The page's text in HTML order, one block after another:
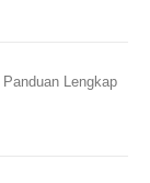
Lengkap